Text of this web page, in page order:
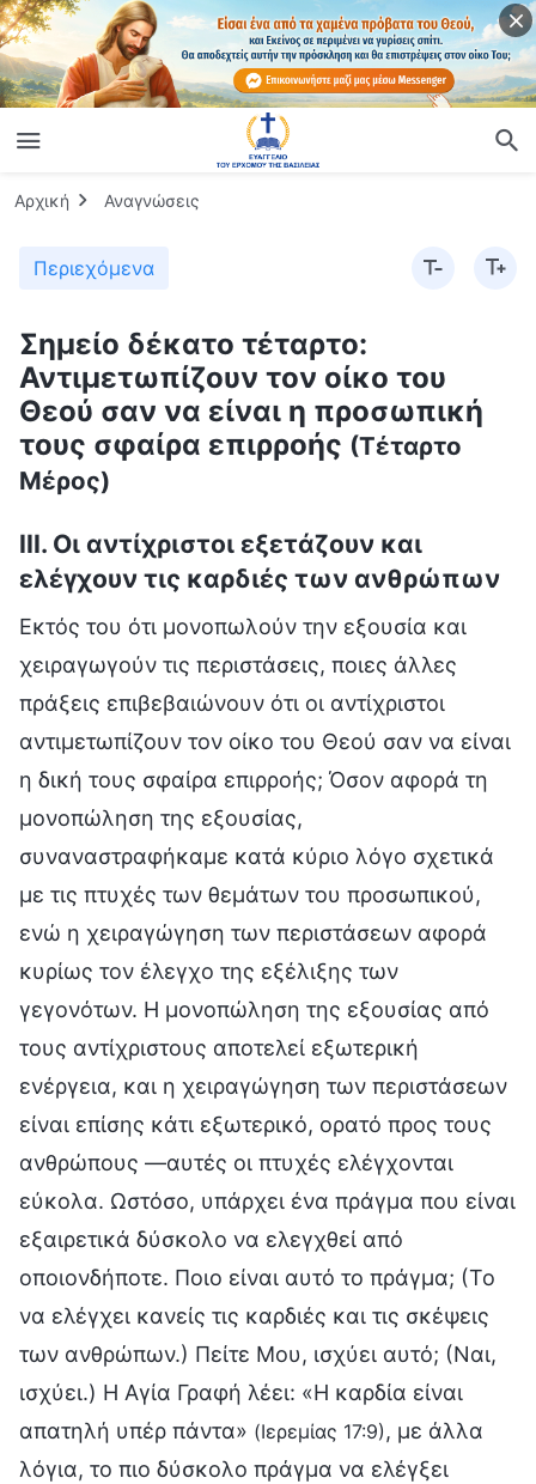
Αρχική Αναγνώσεις
Περιεχόμενα
Σημείο δέκατο τέταρτο:
Αντιμετωπίζουν τον οίκο του
Θεού σαν να είναι η προσωπική
τους σφαίρα επιρροής (Τέταρτο
Μέρος)
III. Οι αντίχριστοι εξετάζουν και
ελέγχουν τις καρδιές των ανθρώπων
Εκτός του ότι μονοπωλούν την εξουσία και
χειραγωγούν τις περιστάσεις, ποιες άλλες
πράξεις επιβεβαιώνουν ότι οι αντίχριστοι
αντιμετωπίζουν τον οίκο του Θεού σαν να είναι
η δική τους σφαίρα επιρροής; Όσον αφορά τη
μονοπώληση της εξουσίας,
συναναστραφήκαμε κατά κύριο λόγο σχετικά
με τις πτυχές των θεμάτων του προσωπικού,
ενώ η χειραγώγηση των περιστάσεων αφορά
κυρίως τον έλεγχο της εξέλιξης των
γεγονότων. Η μονοπώληση της εξουσίας από
τους αντίχριστους αποτελεί εξωτερική
ενέργεια, και η χειραγώγηση των περιστάσεων
είναι επίσης κάτι εξωτερικό, ορατό προς τους
ανθρώπους —αυτές οι πτυχές ελέγχονται
εύκολα. Ωστόσο, υπάρχει ένα πράγμα που είναι
εξαιρετικά δύσκολο να ελεγχθεί από
οποιονδήποτε. Ποιο είναι αυτό το πράγμα; (Το
να ελέγχει κανείς τις καρδιές και τις σκέψεις
των ανθρώπων.) Πείτε Μου, ισχύει αυτό; (Ναι,
ισχύει.) H Αγία Γραφή λέει: «Η καρδία είναι
απατηλή υπέρ πάντα» (Ιερεμίας 17:9) , με άλλα
λόγια, το πιο δύσκολο πράγμα να ελέγξει